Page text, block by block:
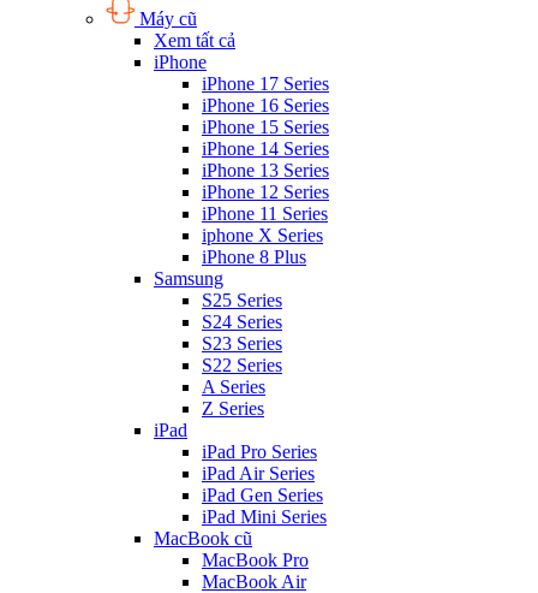
Máy cũ
Xem tất cả
iPhone
iPhone 17 Series
iPhone 16 Series
iPhone 15 Series
iPhone 14 Series
iPhone 13 Series
iPhone 12 Series
iPhone 11 Series
iphone X Series
iPhone 8 Plus
Samsung
S25 Series
S24 Series
S23 Series
S22 Series
A Series
Z Series
iPad
iPad Pro Series
iPad Air Series
iPad Gen Series
iPad Mini Series
MacBook cũ
MacBook Pro
MacBook Air